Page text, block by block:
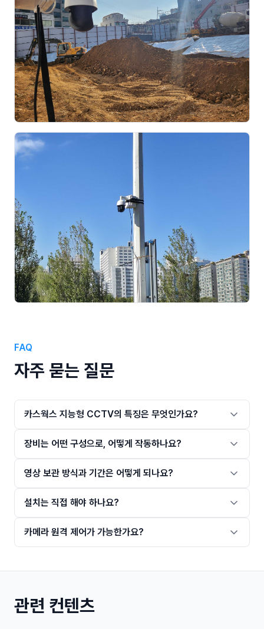
FAQ
자주 묻는 질문
카스웍스 지능형 CCTV의 특징은 무엇인가요?
장비는 어떤 구성으로, 어떻게 작동하나요?
영상 보관 방식과 기간은 어떻게 되나요?
설치는 직접 해야 하나요?
카메라 원격 제어가 가능한가요?
관련 컨텐츠